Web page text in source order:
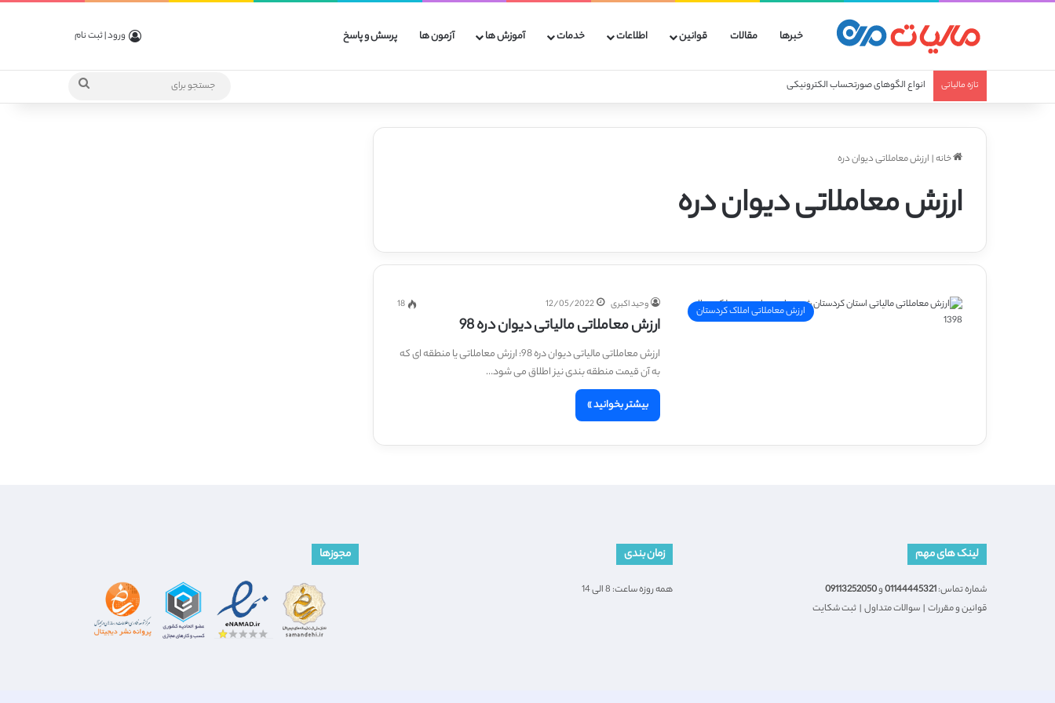
خبرها مقالات قوانین اطلاعات خدمات آموزش ها آزمون ها پرسش و پاسخ ورود | ثبت نام
تازه مالیاتی انواع الگوهای صورتحساب الکترونیکی
جستجو
خانه| ارزش معاملاتی دیوان دره
ارزش معاملاتی دیوان دره
ارزش معاملاتی املاک کردستان وحید اکبری 12/05/2022
18
ارزش معاملاتی مالیاتی دیوان دره 98
ارزش معاملاتی مالیاتی دیوان دره 98: ارزش معاملاتی یا منطقه ای که
به آن قیمت منطقه بندی نیز اطلاق می شود…
بیشتر بخوانید »
لینک های مهم
شماره تماس:01144445321و09113252050
قوانین و مقررات | سوالات متداول | ثبت شکایت
زمان بندی
همه روزه ساعت: 8 الی 14
مجوزها